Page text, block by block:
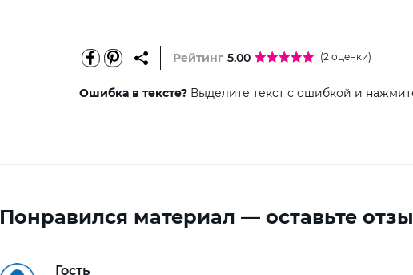
Рейтинг 5.00 (2 оценки)
Ошибка в тексте? Выделите текст с ошибкой и
Понравился материал — оставьте
Гость